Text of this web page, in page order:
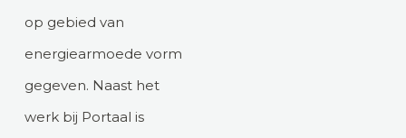
op gebied van
energiearmoede vorm
gegeven. Naast het
werk bij Portaal is